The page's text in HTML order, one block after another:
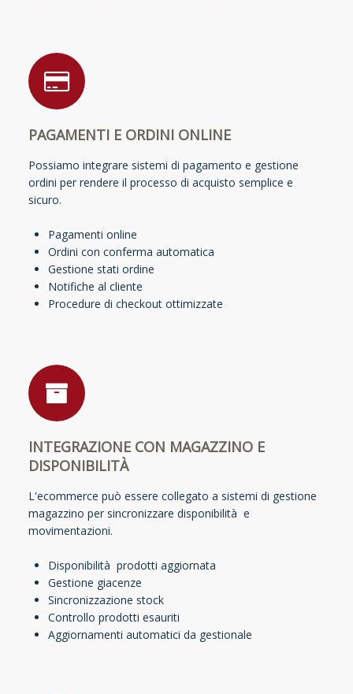
PAGAMENTI E ORDINI ONLINE
Possiamo integrare sistemi di pagamento e gestione
ordini per rendere il processo di acquisto semplice e
sicuro.
Pagamenti online
Ordini con conferma automatica
Gestione stati ordine
Notifiche al cliente
Procedure di checkout ottimizzate
INTEGRAZIONE CON MAGAZZINO E
DISPONIBILITÀ
L'ecommerce può essere collegato a sistemi di gestione
magazzino per sincronizzare disponibilità e
movimentazioni.
Disponibilità prodotti aggiornata
Gestione giacenze
Sincronizzazione stock
Controllo prodotti esauriti
Aggiornamenti automatici da gestionale